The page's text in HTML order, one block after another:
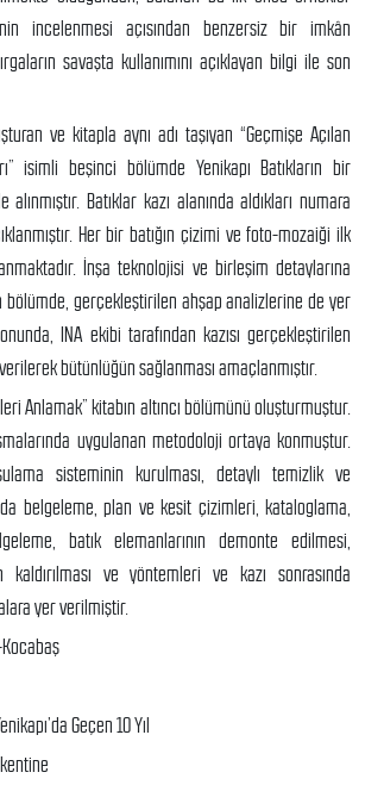
incelenmesi açısından benzersiz bir imkân
savaşta kullanımını açıklayan bilgi ile son
ve kitapla aynı adı taşıyan “Geçmişe Açılan
isimli beşinci bölümde Yenikapı Batıkların bir
Batıklar kazı alanında aldıkları numara
Her bir batığın çizimi ve foto-mozaiği ilk
İnşa teknolojisi ve birleşim detaylarına
bölümde, gerçekleştirilen ahşap analizlerine de yer
INA ekibi tarafından kazısı gerçekleştirilen
bütünlüğün sağlanması amaçlanmıştır.
Anlamak” kitabın altıncı bölümünü oluşturmuştur.
uygulanan metodoloji ortaya konmuştur.
sisteminin kurulması, detaylı temizlik ve
belgeleme, plan ve kesit çizimleri, kataloglama,
batık elemanlarının demonte edilmesi,
kaldırılması ve yöntemleri ve kazı sonrasında
yer verilmiştir.
Kocabaş
Geçen 10 Yıl